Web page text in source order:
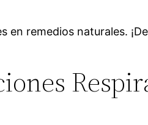
en remedios naturales.